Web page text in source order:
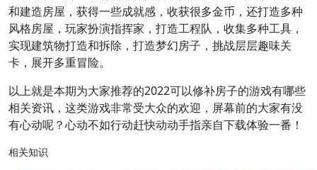
和建造房屋，获得一些成就感，收获很多金币，还打造多种
风格房屋，玩家扮演指挥家，打造工程队，收集多种工具，
实现建筑物打造和拆除，打造梦幻房子，挑战层层趣味关
卡，展开多重冒险。
以上就是本期为大家推荐的2022可以修补房子的游戏有哪些
相关资讯，这类游戏非常受大众的欢迎，屏幕前的大家有没
有心动呢？心动不如行动赶快动动手指亲自下载体验一番！
相关知识